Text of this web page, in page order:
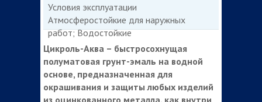
Условия эксплуатации
Атмосферостойкие для наружных
работ; Водостойкие
Цикроль-Аква – быстросохнущая
полуматовая грунт-эмаль на водной
основе, предназначенная для
окрашивания и защиты любых изделий
из оцинкованного металла, как внутри